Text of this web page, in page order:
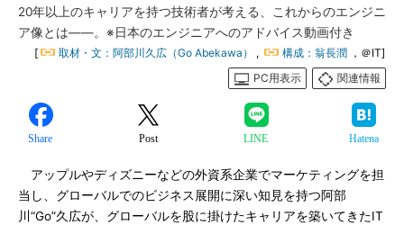
20年以上のキャリアを持つ技術者が考える、これからのエンジニ
ア像とは――。※日本のエンジニアへのアドバイス動画付き
[ 取材・文：阿部川久広（Go Abekawa） , 構成：翁長潤 ，＠IT]
PC用表示
関連情報
Share Post LINE Hatena
アップルやディズニーなどの外資系企業でマーケティングを担
当し、グローバルでのビジネス展開に深い知見を持つ阿部
川“Go”久広が、グローバルを股に掛けたキャリアを築いてきたIT